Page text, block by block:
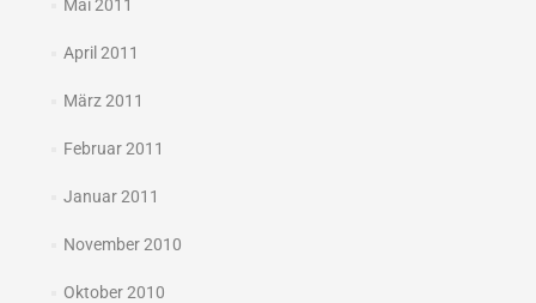
Mai 2011
April 2011
März 2011
Februar 2011
Januar 2011
November 2010
Oktober 2010